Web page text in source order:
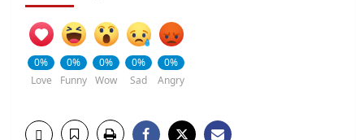
0%
Love
0%
Funny
0%
Wow
0%
Sad
0%
Angry